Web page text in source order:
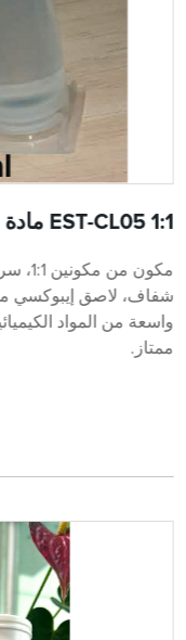
EST-CL05 1:1 مادة لاصقة هيكلية إيبوكسي شفافة
مكون
شفاف، لاصق إيبوكسي
واسعة من المواد
ممتاز.